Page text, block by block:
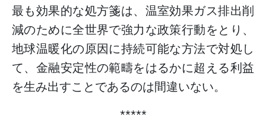
最も効果的な処方箋は、温室効果ガス排出削
減のために全世界で強力な政策行動をとり、
地球温暖化の原因に持続可能な方法で対処し
て、金融安定性の範疇をはるかに超える利益
を生み出すことであるのは間違いない。
*****